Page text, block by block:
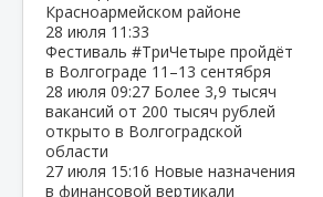
Красноармейском районе
28 июля 11:33
Фестиваль #ТриЧетыре пройдёт
в Волгограде 11–13 сентября
28 июля 09:27 Более 3,9 тысяч
вакансий от 200 тысяч рублей
открыто в Волгоградской
области
27 июля 15:16 Новые назначения
в финансовой вертикали